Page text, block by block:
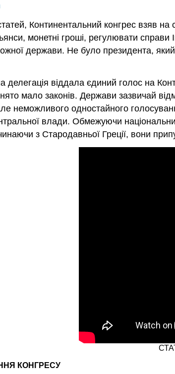
Континентальний конгрес взяв
монетні гроші, регулювати справи
держави. Не було президента,
віддала єдиний голос на
мало законів. Держави зазвичай
неможливого одностайного
влади. Обмежуючи
з Стародавньої Греції, вони
КОНГРЕСУ